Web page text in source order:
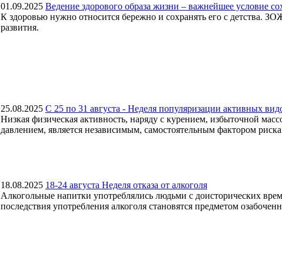
01.09.2025 Ведение здорового образа жизни – важнейшее условие
К здоровью нужно относится бережно и сохранять его с детства.
развития.
25.08.2025 С 25 по 31 августа - Неделя популяризации активных
Низкая физическая активность, наряду с курением, избыточной
давлением, является независимым, самостоятельным фактором
18.08.2025 18-24 августа Неделя отказа от алкоголя
Алкогольные напитки употреблялись людьми с доисторических
последствия употребления алкоголя становятся предметом